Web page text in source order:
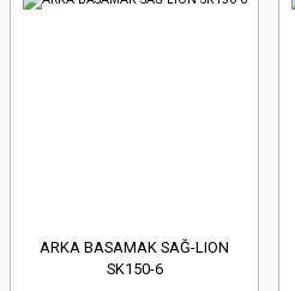
ARKA BASAMAK SAĞ-LION
SK150-6